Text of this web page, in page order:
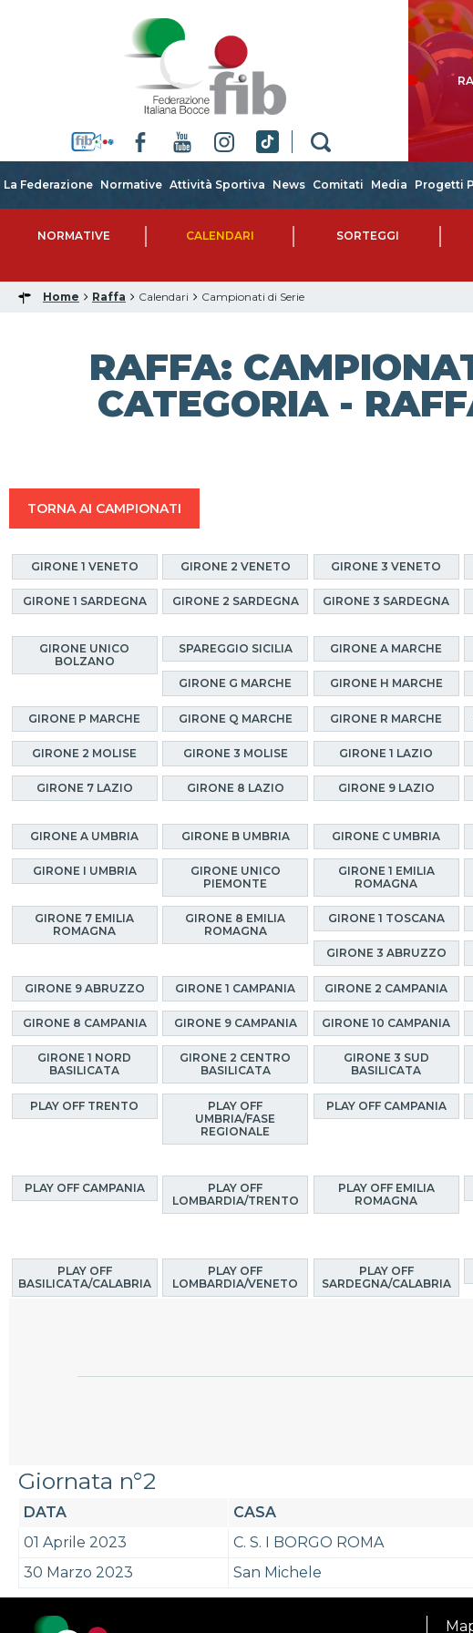
La Federazione Normative Attività Sportiva News Comitati Media Progetti
NORMATIVE CALENDARI SORTEGGI
Home Raffa Calendari Campionati di Serie
RAFFA:
CATEGORIA -
TORNA AI CAMPIONATI
GIRONE 1 VENETO GIRONE 2 VENETO GIRONE 3 VENETO
GIRONE 1 SARDEGNA GIRONE 2 SARDEGNA GIRONE 3 SARDEGNA
GIRONE UNICO
BOLZANO
SPAREGGIO SICILIA GIRONE A MARCHE
GIRONE G MARCHE GIRONE H MARCHE
GIRONE P MARCHE GIRONE Q MARCHE GIRONE R MARCHE
GIRONE 2 MOLISE GIRONE 3 MOLISE GIRONE 1 LAZIO
GIRONE 7 LAZIO GIRONE 8 LAZIO GIRONE 9 LAZIO
GIRONE A UMBRIA GIRONE B UMBRIA GIRONE C UMBRIA
GIRONE I UMBRIA
GIRONE UNICO
PIEMONTE
GIRONE 1 EMILIA
ROMAGNA
GIRONE 7 EMILIA
ROMAGNA
GIRONE 8 EMILIA
ROMAGNA
GIRONE 1 TOSCANA
GIRONE 3 ABRUZZO
GIRONE 9 ABRUZZO GIRONE 1 CAMPANIA GIRONE 2 CAMPANIA
GIRONE 8 CAMPANIA GIRONE 9 CAMPANIA GIRONE 10 CAMPANIA
GIRONE 1 NORD
BASILICATA
GIRONE 2 CENTRO
BASILICATA
GIRONE 3 SUD
BASILICATA
PLAY OFF TRENTO
PLAY OFF
UMBRIA/FASE
REGIONALE
PLAY OFF CAMPANIA
PLAY OFF CAMPANIA
PLAY OFF
LOMBARDIA/TRENTO
PLAY OFF EMILIA
ROMAGNA
PLAY OFF
BASILICATA/CALABRIA
PLAY OFF
LOMBARDIA/VENETO
PLAY OFF
SARDEGNA/CALABRIA
Giornata n°2
DATA CASA
01 Aprile 2023
C. S. I BORGO ROMA
30 Marzo 2023
San Michele